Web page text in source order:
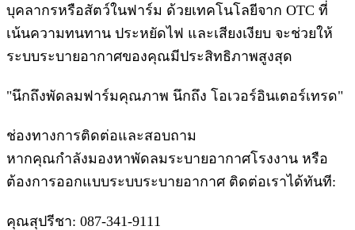
บุคลากรหรือสัตว์ในฟาร์ม ด้วยเทคโนโลยีจาก OTC ที่
เน้นความทนทาน ประหยัดไฟ และเสียงเงียบ จะช่วยให้
ระบบระบายอากาศของคุณมีประสิทธิภาพสูงสุด
"นึกถึงพัดลมฟาร์มคุณภาพ นึกถึง โอเวอร์อินเตอร์เทรด"
ช่องทางการติดต่อและสอบถาม
หากคุณกำลังมองหาพัดลมระบายอากาศโรงงาน หรือ
ต้องการออกแบบระบบระบายอากาศ ติดต่อเราได้ทันที:
คุณสุปรีชา: 087-341-9111